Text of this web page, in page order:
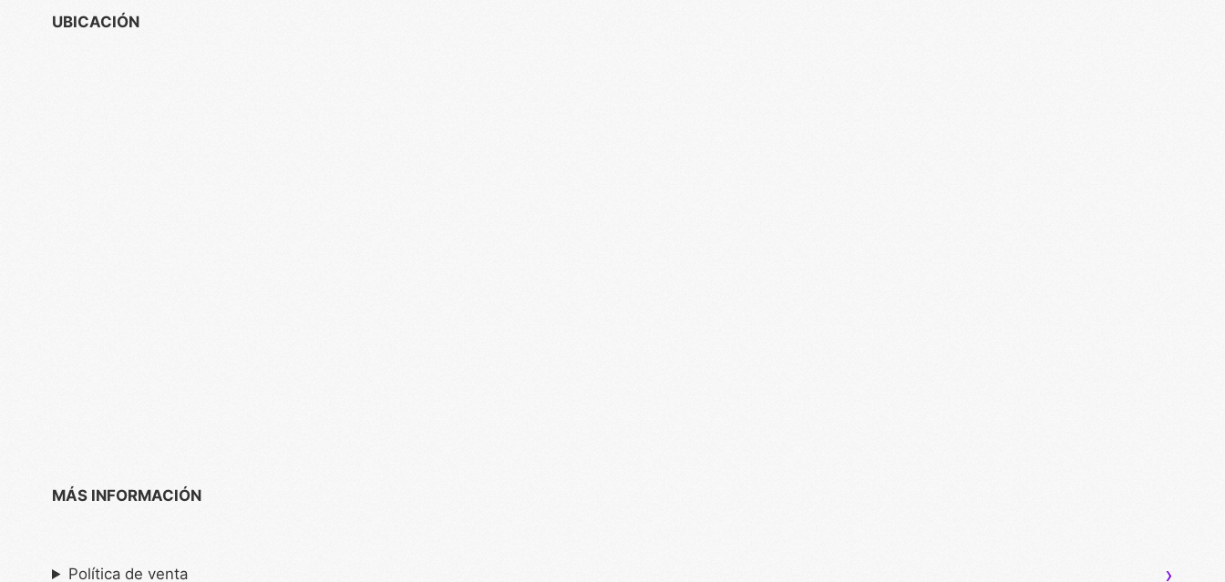
UBICACIÓN
MÁS INFORMACIÓN
Política de venta